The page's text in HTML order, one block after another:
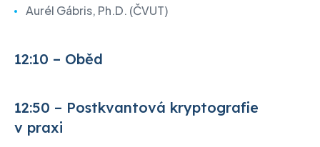
Aurél Gábris, Ph.D. (ČVUT)
12:10 – Oběd
12:50 – Postkvantová kryptografie
v praxi